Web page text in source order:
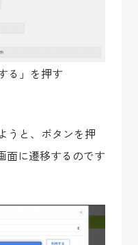
る」を押す
うと、ボタンを押
面に遷移するのです